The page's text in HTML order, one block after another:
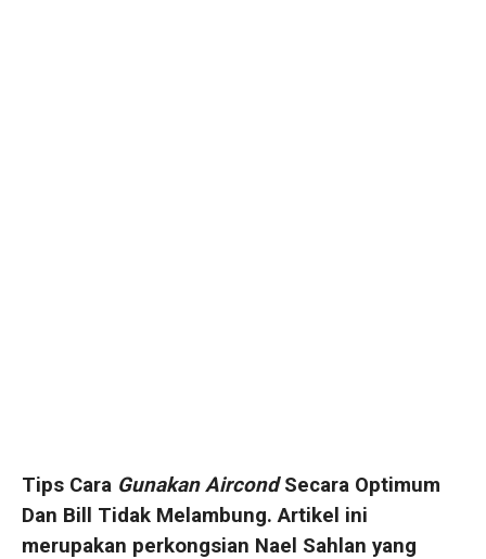
Tips Cara Gunakan AircondSecara Optimum
Dan Bill Tidak Melambung. Artikel ini
merupakan perkongsian Nael Sahlan yang